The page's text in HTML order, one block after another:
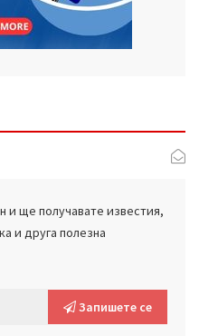
и ще получавате известия,
и друга полезна
Запишете се